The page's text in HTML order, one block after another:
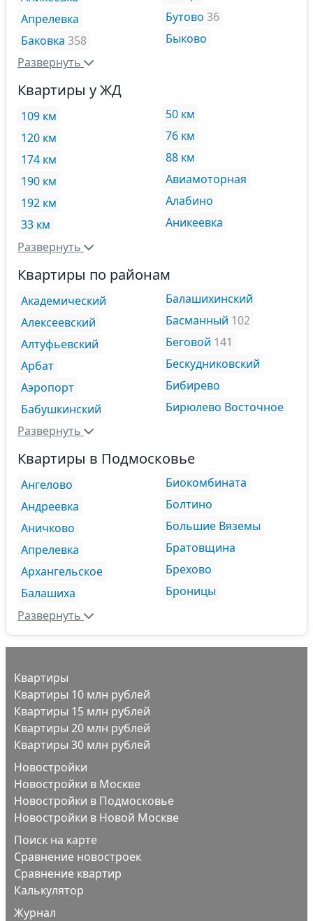
Апрелевка
Баковка 358
Бутово 36
Быково
Развернуть
Квартиры у ЖД
109 км
120 км
174 км
190 км
192 км
33 км
50 км
76 км
88 км
Авиамоторная
Алабино
Аникеевка
Развернуть
Квартиры по районам
Академический
Алексеевский
Алтуфьевский
Арбат
Аэропорт
Бабушкинский
Балашихинский
Басманный 102
Беговой 141
Бескудниковский
Бибирево
Бирюлево Восточное
Развернуть
Квартиры в Подмосковье
Ангелово
Андреевка
Аничково
Апрелевка
Архангельское
Балашиха
Биокомбината
Болтино
Большие Вяземы
Братовщина
Брехово
Броницы
Развернуть
Квартиры
Квартиры 10 млн рублей
Квартиры 15 млн рублей
Квартиры 20 млн рублей
Квартиры 30 млн рублей
Новостройки
Новостройки в Москве
Новостройки в Подмосковье
Новостройки в Новой Москве
Поиск на карте
Сравнение новостроек
Сравнение квартир
Калькулятор
Журнал